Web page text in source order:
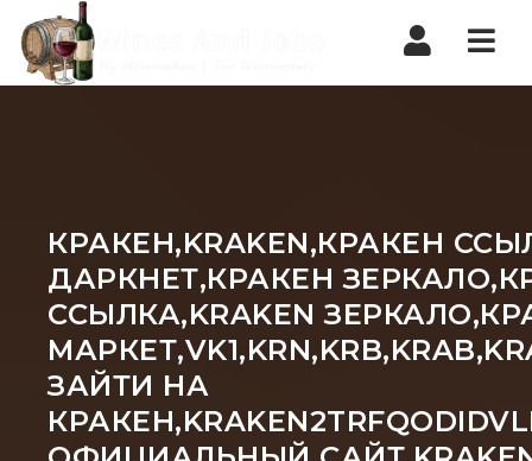
КРАКЕН,KRAKEN,КРАКЕН
ДАРКНЕТ,КРАКЕН
ССЫЛКА,KRAKEN
ЗАЙТИ НА